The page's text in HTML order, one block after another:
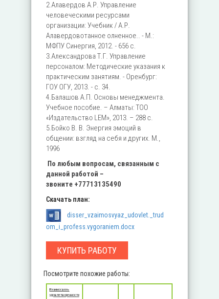
2.Алавердов А.Р. Управление
человеческими ресурсами
организации: Учебник / А.Р.
Алавердовотанное олненное.. - М.:
МФПУ Синергия, 2012. - 656 c.
3.Александрова Т.Г. Управление
персоналом: Методические указания к
практическим занятиям. - Оренбург:
ГОУ ОГУ, 2013. - с. 34.
4.Балашов А.П. Основы менеджмента.
Учебное пособие. – Алматы: ТОО
«Издательство LEM», 2013. – 288 с.
5.Бойко В. В. Энергия эмоций в
общении: взгляд на себя и других. М.,
1996
По любым вопросам, связанным с
данной работой –
звоните +77713135490
Скачать план:
disser_vzaimosvyaz_udovlet._trud
om_i_profess.vygoraniem.docx
КУПИТЬ РАБОТУ
Посмотрите похожие работы:
Взаимосвязь
удовлетворенности